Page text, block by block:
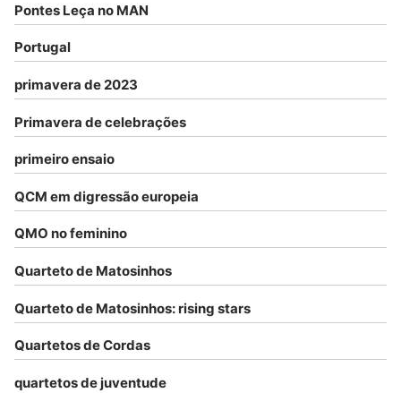
Pontes Leça no MAN
Portugal
primavera de 2023
Primavera de celebrações
primeiro ensaio
QCM em digressão europeia
QMO no feminino
Quarteto de Matosinhos
Quarteto de Matosinhos: rising stars
Quartetos de Cordas
quartetos de juventude